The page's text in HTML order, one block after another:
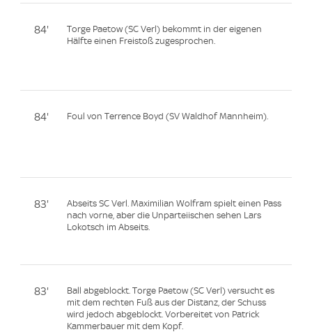
84'
Torge Paetow (SC Verl) bekommt in der eigenen
Hälfte einen Freistoß zugesprochen.
84' Foul von Terrence Boyd (SV Waldhof Mannheim).
83'
Abseits SC Verl. Maximilian Wolfram spielt einen Pass
nach vorne, aber die Unparteiischen sehen Lars
Lokotsch im Abseits.
83'
Ball abgeblockt. Torge Paetow (SC Verl) versucht es
mit dem rechten Fuß aus der Distanz, der Schuss
wird jedoch abgeblockt. Vorbereitet von Patrick
Kammerbauer mit dem Kopf.